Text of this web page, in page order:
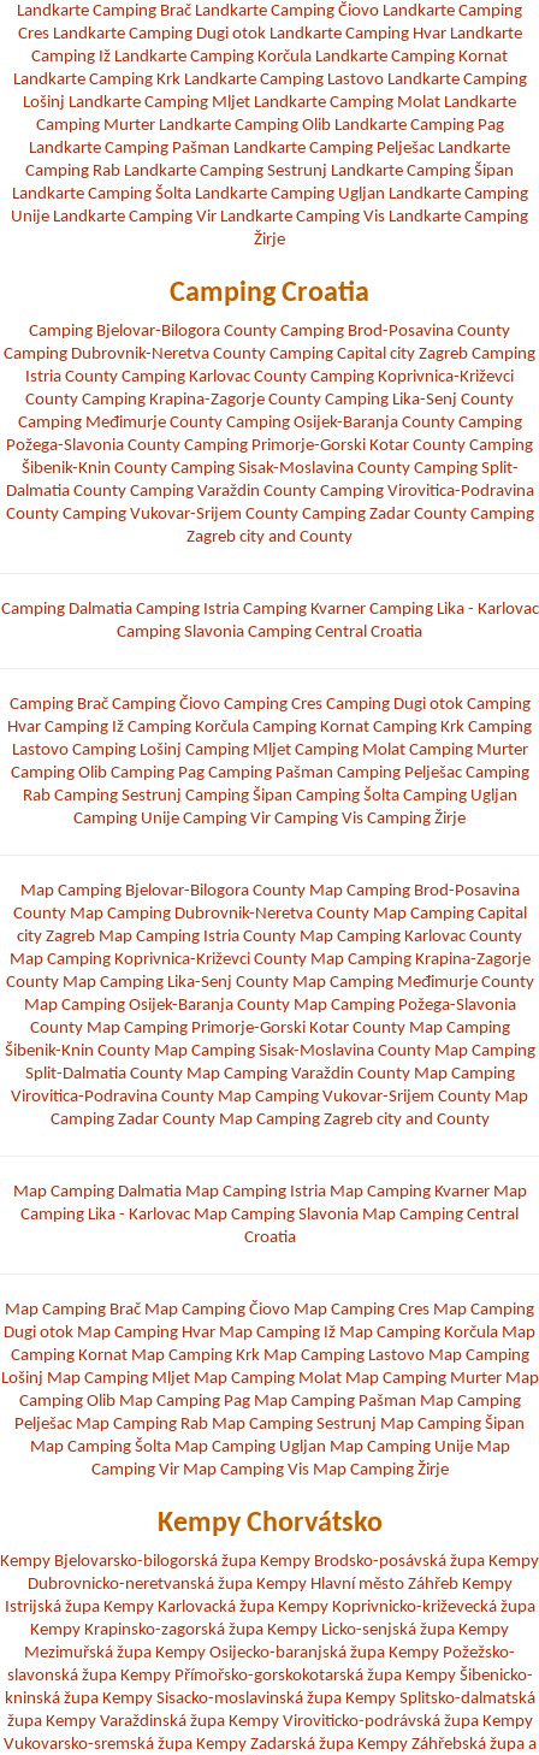
Landkarte Camping Brač Landkarte Camping Čiovo Landkarte Camping
Cres Landkarte Camping Dugi otok Landkarte Camping Hvar Landkarte
Camping Iž Landkarte Camping Korčula Landkarte Camping Kornat
Landkarte Camping Krk Landkarte Camping Lastovo Landkarte Camping
Lošinj Landkarte Camping Mljet Landkarte Camping Molat Landkarte
Camping Murter Landkarte Camping Olib Landkarte Camping Pag
Landkarte Camping Pašman Landkarte Camping Pelješac Landkarte
Camping Rab Landkarte Camping Sestrunj Landkarte Camping Šipan
Landkarte Camping Šolta Landkarte Camping Ugljan Landkarte Camping
Unije Landkarte Camping Vir Landkarte Camping Vis Landkarte Camping
Žirje
Camping Croatia
Camping Bjelovar-Bilogora County Camping Brod-Posavina County
Camping Dubrovnik-Neretva County Camping Capital city Zagreb Camping
Istria County Camping Karlovac County Camping Koprivnica-Križevci
County Camping Krapina-Zagorje County Camping Lika-Senj County
Camping Međimurje County Camping Osijek-Baranja County Camping
Požega-Slavonia County Camping Primorje-Gorski Kotar County Camping
Šibenik-Knin County Camping Sisak-Moslavina County Camping Split-
Dalmatia County Camping Varaždin County Camping Virovitica-Podravina
County Camping Vukovar-Srijem County Camping Zadar County Camping
Zagreb city and County
Camping Dalmatia Camping Istria Camping Kvarner Camping Lika - Karlovac
Camping Slavonia Camping Central Croatia
Camping Brač Camping Čiovo Camping Cres Camping Dugi otok Camping
Hvar Camping Iž Camping Korčula Camping Kornat Camping Krk Camping
Lastovo Camping Lošinj Camping Mljet Camping Molat Camping Murter
Camping Olib Camping Pag Camping Pašman Camping Pelješac Camping
Rab Camping Sestrunj Camping Šipan Camping Šolta Camping Ugljan
Camping Unije Camping Vir Camping Vis Camping Žirje
Map Camping Bjelovar-Bilogora County Map Camping Brod-Posavina
County Map Camping Dubrovnik-Neretva County Map Camping Capital
city Zagreb Map Camping Istria County Map Camping Karlovac County
Map Camping Koprivnica-Križevci County Map Camping Krapina-Zagorje
County Map Camping Lika-Senj County Map Camping Međimurje County
Map Camping Osijek-Baranja County Map Camping Požega-Slavonia
County Map Camping Primorje-Gorski Kotar County Map Camping
Šibenik-Knin County Map Camping Sisak-Moslavina County Map Camping
Split-Dalmatia County Map Camping Varaždin County Map Camping
Virovitica-Podravina County Map Camping Vukovar-Srijem County Map
Camping Zadar County Map Camping Zagreb city and County
Map Camping Dalmatia Map Camping Istria Map Camping Kvarner Map
Camping Lika - Karlovac Map Camping Slavonia Map Camping Central
Croatia
Map Camping Brač Map Camping Čiovo Map Camping Cres Map Camping
Dugi otok Map Camping Hvar Map Camping Iž Map Camping Korčula Map
Camping Kornat Map Camping Krk Map Camping Lastovo Map Camping
Lošinj Map Camping Mljet Map Camping Molat Map Camping Murter Map
Camping Olib Map Camping Pag Map Camping Pašman Map Camping
Pelješac Map Camping Rab Map Camping Sestrunj Map Camping Šipan
Map Camping Šolta Map Camping Ugljan Map Camping Unije Map
Camping Vir Map Camping Vis Map Camping Žirje
Kempy Chorvátsko
Kempy Bjelovarsko-bilogorská župa Kempy Brodsko-posávská župa Kempy
Dubrovnicko-neretvanská župa Kempy Hlavní město Záhřeb Kempy
Istrijská župa Kempy Karlovacká župa Kempy Koprivnicko-križevecká župa
Kempy Krapinsko-zagorská župa Kempy Licko-senjská župa Kempy
Mezimuřská župa Kempy Osijecko-baranjská župa Kempy Požežsko-
slavonská župa Kempy Přímořsko-gorskokotarská župa Kempy Šibenicko-
kninská župa Kempy Sisacko-moslavinská župa Kempy Splitsko-dalmatská
župa Kempy Varaždinská župa Kempy Viroviticko-podrávská župa Kempy
Vukovarsko-sremská župa Kempy Zadarská župa Kempy Záhřebská župa a